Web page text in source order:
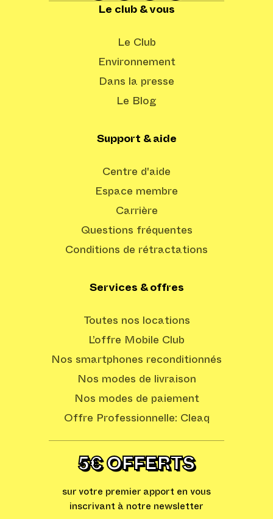
Le club & vous
Le Club
Environnement
Dans la presse
Le Blog
Support & aide
Centre d'aide
Espace membre
Carrière
Questions fréquentes
Conditions de rétractations
Services & offres
Toutes nos locations
L’offre Mobile Club
Nos smartphones reconditionnés
Nos modes de livraison
Nos modes de paiement
Offre Professionnelle: Cleaq
5€ OFFERTS
sur votre premier apport en vous
inscrivant à notre newsletter